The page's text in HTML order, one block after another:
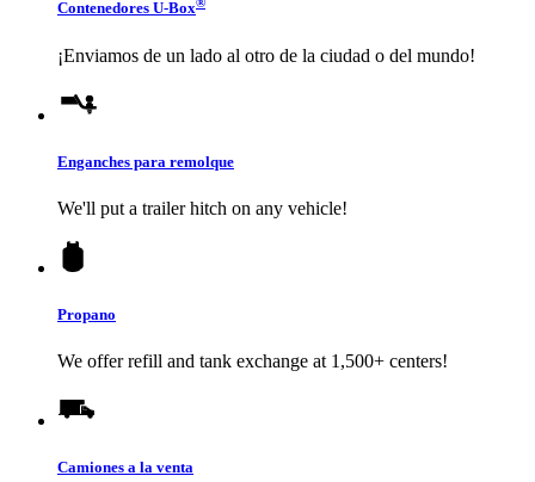
Contenedores U-Box
¡Enviamos de un lado al otro de la ciudad o del mundo!
Enganches para remolque
We'll put a trailer hitch on any vehicle!
Propano
We offer refill and tank exchange at 1,500+ centers!
Camiones a la venta